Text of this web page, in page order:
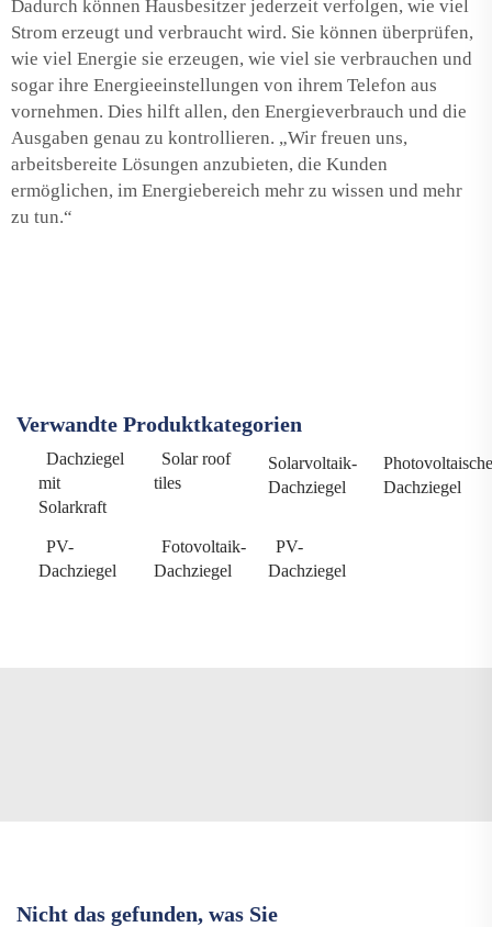
Dadurch können Hausbesitzer jederzeit verfolgen, wie viel
Strom erzeugt und verbraucht wird. Sie können überprüfen,
wie viel Energie sie erzeugen, wie viel sie verbrauchen und
sogar ihre Energieeinstellungen von ihrem Telefon aus
vornehmen. Dies hilft allen, den Energieverbrauch und die
Ausgaben genau zu kontrollieren. „Wir freuen uns,
arbeitsbereite Lösungen anzubieten, die Kunden
ermöglichen, im Energiebereich mehr zu wissen und mehr
zu tun.“
Verwandte Produktkategorien
Dachziegel
mit
Solarkraft
Solar roof
tiles
Solarvoltaik-
Dachziegel
Dachziegel
PV-
Dachziegel
Fotovoltaik-
Dachziegel
PV-
Dachziegel
Nicht das gefunden, was Sie